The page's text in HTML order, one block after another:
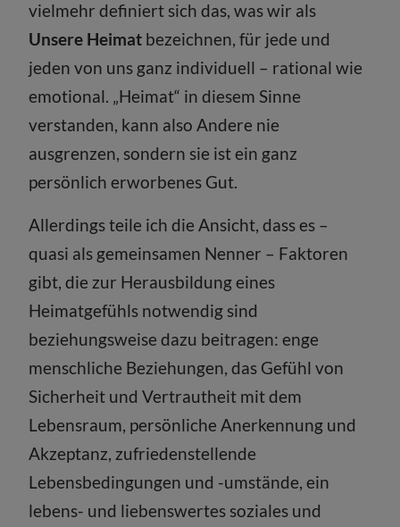
vielmehr definiert sich das, was wir als
Unsere Heimat bezeichnen, für jede und
jeden von uns ganz individuell – rational wie
emotional. „Heimat“ in diesem Sinne
verstanden, kann also Andere nie
ausgrenzen, sondern sie ist ein ganz
persönlich erworbenes Gut.
Allerdings teile ich die Ansicht, dass es –
quasi als gemeinsamen Nenner – Faktoren
gibt, die zur Herausbildung eines
Heimatgefühls notwendig sind
beziehungsweise dazu beitragen: enge
menschliche Beziehungen, das Gefühl von
Sicherheit und Vertrautheit mit dem
Lebensraum, persönliche Anerkennung und
Akzeptanz, zufriedenstellende
Lebensbedingungen und -umstände, ein
lebens- und liebenswertes soziales und